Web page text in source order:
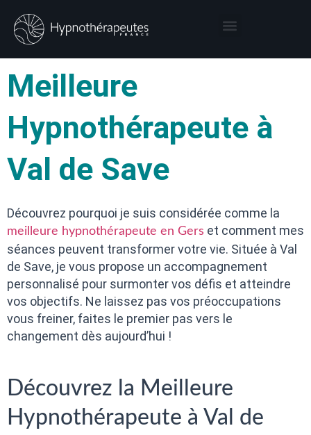
Meilleure
Hypnothérapeute à
Val de Save
Découvrez pourquoi je suis considérée comme la
meilleure hypnothérapeute en Gers et comment mes
séances peuvent transformer votre vie. Située à Val
de Save, je vous propose un accompagnement
personnalisé pour surmonter vos défis et atteindre
vos objectifs. Ne laissez pas vos préoccupations
vous freiner, faites le premier pas vers le
changement dès aujourd’hui !
Découvrez la Meilleure
Hypnothérapeute à Val de